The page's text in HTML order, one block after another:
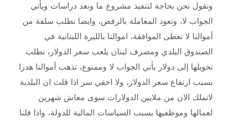
ونقول نحن بحاجة لتنفيذ مشروع ما ونعد دراسات ويأتي
الجواب لا، وتعود المعاملة بالرفض، وايضا نطلب سلفة من
أموالنا لا تعطى الموافقة، اموالنا بالليرة اللبنانية في
الصندوق البلدي ومصرف لبنان يلعب سعر الدولار، نطلب
تحويلها إلى دولار يأتي الجواب لا وممنوع، تذهب أموالنا هدرا
بسبب ارتفاع سعر الدولار، ولا اخفي سر اذا قلت ان البلدية
لاتملك الان من ملايين الدولارات سوى معاش شهرين
لعمالها وموظفيها بسبب السياسات المالية للدولة، واذا قلنا